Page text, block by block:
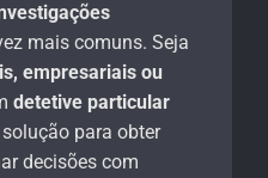
mais comuns. Seja
empresariais ou
detetive particular
para obter
decisões com